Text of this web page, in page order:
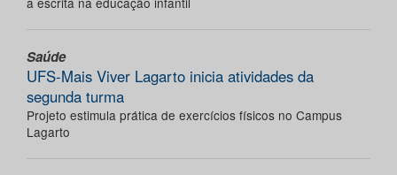
Saúde
UFS-Mais Viver Lagarto inicia atividades da
segunda turma
Projeto estimula prática de exercícios físicos no Campus
Lagarto